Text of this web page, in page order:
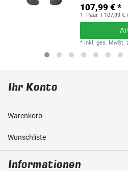
107,99 € *
1 Paar | 107,99 €
* inkl. ges. MwSt.
Ihr Konto
Warenkorb
Wunschliste
Informationen